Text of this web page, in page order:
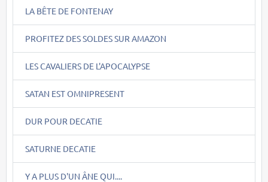
LA BÊTE DE FONTENAY
PROFITEZ DES SOLDES SUR AMAZON
LES CAVALIERS DE L'APOCALYPSE
SATAN EST OMNIPRESENT
DUR POUR DECATIE
SATURNE DECATIE
Y A PLUS D'UN ÂNE QUI....